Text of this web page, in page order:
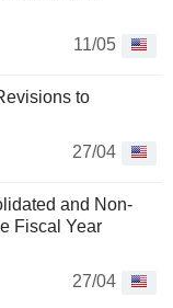
11/05
to
27/04
and Non-
Fiscal Year
27/04